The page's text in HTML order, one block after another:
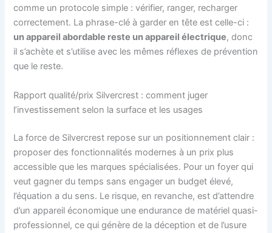
comme un protocole simple : vérifier, ranger, recharger
correctement. La phrase-clé à garder en tête est celle-ci :
un appareil abordable reste un appareil électrique, donc
il s’achète et s’utilise avec les mêmes réflexes de prévention
que le reste.
Rapport qualité/prix Silvercrest : comment juger
l’investissement selon la surface et les usages
La force de Silvercrest repose sur un positionnement clair :
proposer des fonctionnalités modernes à un prix plus
accessible que les marques spécialisées. Pour un foyer qui
veut gagner du temps sans engager un budget élevé,
l’équation a du sens. Le risque, en revanche, est d’attendre
d’un appareil économique une endurance de matériel quasi-
professionnel, ce qui génère de la déception et de l’usure